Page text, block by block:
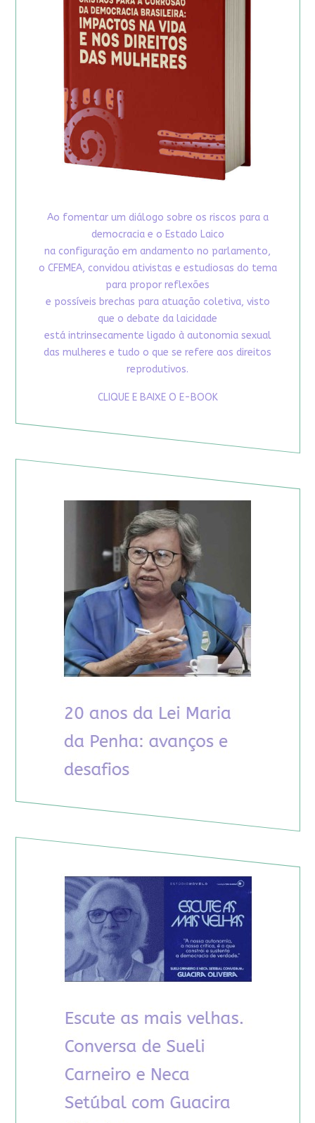
Ao fomentar um diálogo sobre os riscos para a
democracia e o Estado Laico
na configuração em andamento no parlamento,
o CFEMEA, convidou ativistas e estudiosas do tema
para propor reflexões
e possíveis brechas para atuação coletiva, visto
que o debate da laicidade
está intrinsecamente ligado à autonomia sexual
das mulheres e tudo o que se refere aos direitos
reprodutivos.
CLIQUE E BAIXE O E-BOOK